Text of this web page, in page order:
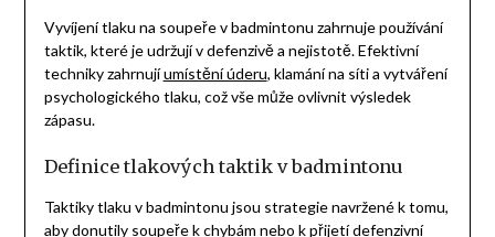
Vyvíjení tlaku na soupeře v badmintonu zahrnuje používání
taktik, které je udržují v defenzivě a nejistotě. Efektivní
techniky zahrnujíumístění úderu, klamání na síti a vytváření
psychologického tlaku, což vše může ovlivnit výsledek
zápasu.
Definice tlakových taktik v badmintonu
Taktiky tlaku v badmintonu jsou strategie navržené k tomu,
aby donutily soupeře k chybám nebo k přijetí defenzivní